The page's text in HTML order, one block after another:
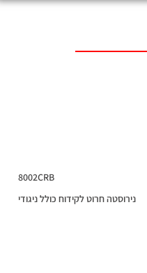
8002CRB
נירוסטה חרוט לקידוח כולל ניגודי